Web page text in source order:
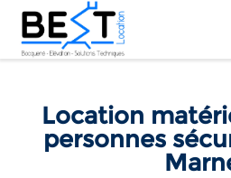
Location
personnes